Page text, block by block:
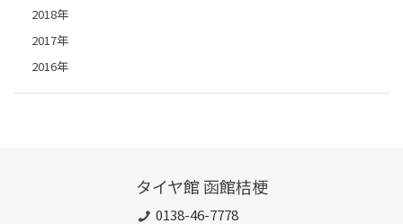
2018年
2017年
2016年
タイヤ館 函館桔梗
0138-46-7778